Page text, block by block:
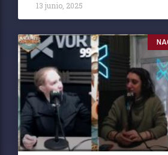
13 junio, 2025